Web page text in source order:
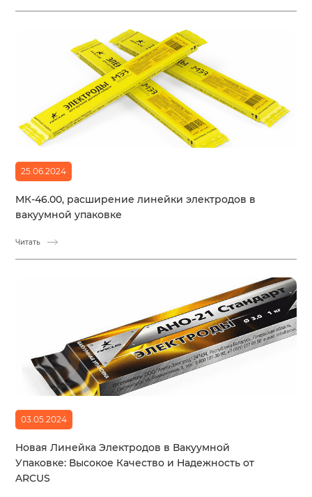
25.06.2024
МК-46.00, расширение линейки электродов в
вакуумной упаковке
Читать
03.05.2024
Новая Линейка Электродов в Вакуумной
Упаковке: Высокое Качество и Надежность от
ARCUS